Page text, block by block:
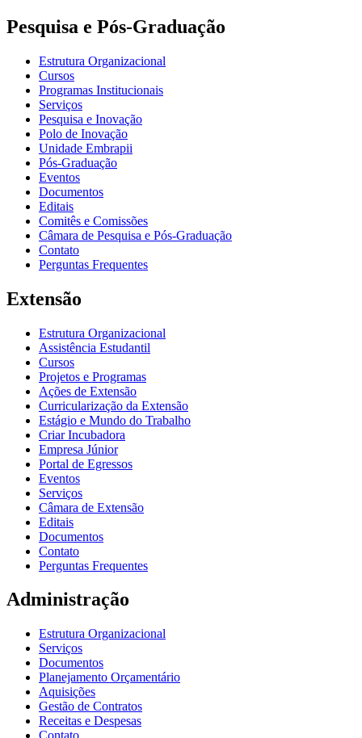
Pesquisa e Pós-Graduação
Estrutura Organizacional
Cursos
Programas Institucionais
Serviços
Pesquisa e Inovação
Polo de Inovação
Unidade Embrapii
Pós-Graduação
Eventos
Documentos
Editais
Comitês e Comissões
Câmara de Pesquisa e Pós-Graduação
Contato
Perguntas Frequentes
Extensão
Estrutura Organizacional
Assistência Estudantil
Cursos
Projetos e Programas
Ações de Extensão
Curricularização da Extensão
Estágio e Mundo do Trabalho
Criar Incubadora
Empresa Júnior
Portal de Egressos
Eventos
Serviços
Câmara de Extensão
Editais
Documentos
Contato
Perguntas Frequentes
Administração
Estrutura Organizacional
Serviços
Documentos
Planejamento Orçamentário
Aquisições
Gestão de Contratos
Receitas e Despesas